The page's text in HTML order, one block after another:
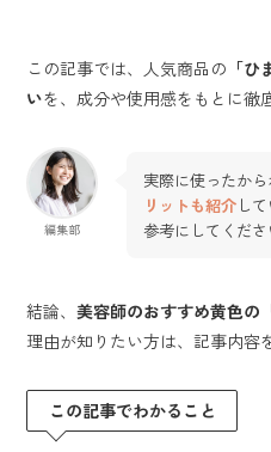
この記事では、人気商品の 「
いを、成分や使用感をもとに徹
編集部
実際に使ったから
リットも紹介し
参考にしてくださ
結論、美容師のおすすめ黄色の
理由が知りたい方は、記事内容
この記事でわかること